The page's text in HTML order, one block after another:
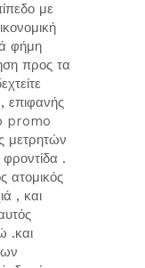
με
φήμη
προς τα
, επιφανής
promo
μετρητών
.
ατομικός
, και
.και